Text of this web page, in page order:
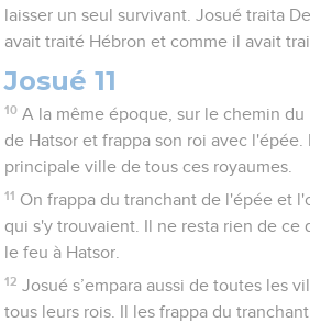
laisser un seul survivant. Josué traita
avait traité Hébron et comme il avait
Josué 11
10 A la même époque, sur le chemin du
de Hatsor et frappa son roi avec
principale ville de tous ces royaumes.
11 On frappa du tranchant de l'épée et
qui s'y trouvaient. Il ne resta rien de ce
le feu à Hatsor.
12 Josué s’empara aussi de toutes les
tous leurs rois. Il les frappa du